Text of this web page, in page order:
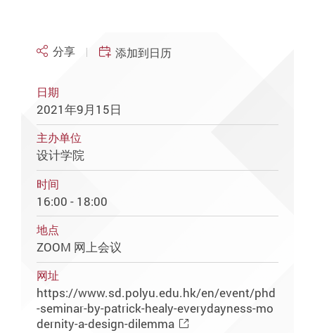
分享 添加到日历
日期
2021年9月15日
主办单位
设计学院
时间
16:00 - 18:00
地点
ZOOM 网上会议
网址
https://www.sd.polyu.edu.hk/en/event/phd
-seminar-by-patrick-healy-everydayness-mo
dernity-a-design-dilemma